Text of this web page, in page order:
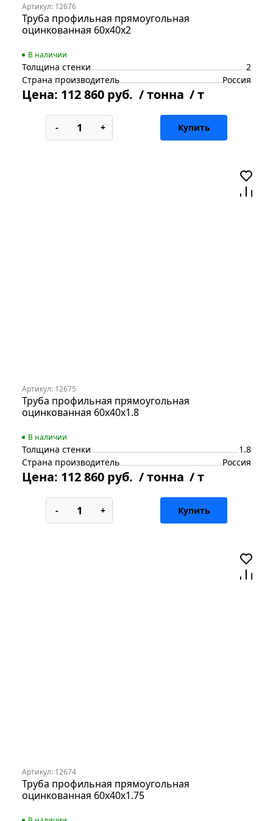
Артикул: 12676
Труба профильная прямоугольная
оцинкованная 60х40х2
В наличии
Толщина стенки
2
Страна производитель
Россия
Цена: 112 860 руб. / тонна / т
- + Купить
Артикул: 12675
Труба профильная прямоугольная
оцинкованная 60х40х1.8
В наличии
Толщина стенки
1.8
Страна производитель
Россия
Цена: 112 860 руб. / тонна / т
- + Купить
Артикул: 12674
Труба профильная прямоугольная
оцинкованная 60х40х1.75